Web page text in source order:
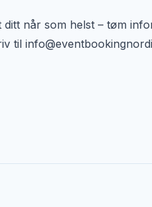
når som helst – tøm
til